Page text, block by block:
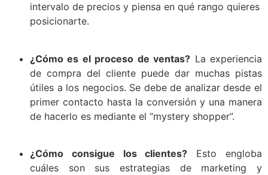
intervalo de precios y piensa en qué rango quieres
posicionarte.
¿Cómo es el proceso de ventas? La experiencia
de compra del cliente puede dar muchas pistas
útiles a los negocios. Se debe de analizar desde el
primer contacto hasta la conversión y una manera
de hacerlo es mediante el “mystery shopper”.
¿Cómo consigue los clientes? Esto engloba
cuáles son sus estrategias de marketing y